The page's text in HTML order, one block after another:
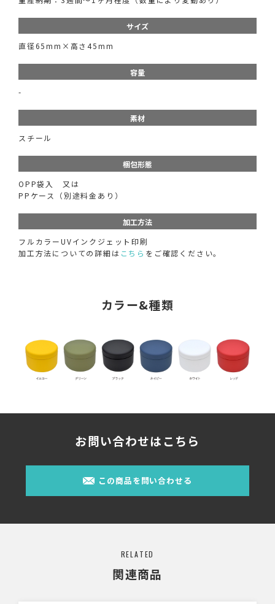
サイズ
直径65mm×高さ45mm
容量
-
素材
スチール
梱包形態
OPP袋入 又は
PPケース（別途料金あり）
加工方法
フルカラーUVインクジェット印刷
加工方法についての詳細は こちら をご確認ください。
カラー&種類
お問い合わせはこちら
この商品を問い合わせる
RELATED
関連商品